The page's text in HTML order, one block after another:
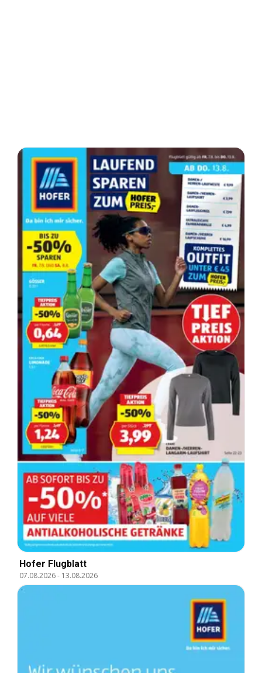
Hofer Flugblatt
07.08.2026- 13.08.2026